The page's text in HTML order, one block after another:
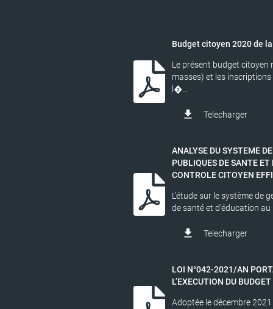
Budget citoyen 2020 de
Le présent budget citoyen
masses) et les
l�...
file_download Telecharger
ANALYSE DU SYSTEME
PUBLIQUES DE SANTE ET
CONTROLE CITOYEN
L’étude sur le système de
de santé et d’éducation
file_download Telecharger
LOI N°042-2021/AN
L’EXECUTION DU
Adoptée le décembre